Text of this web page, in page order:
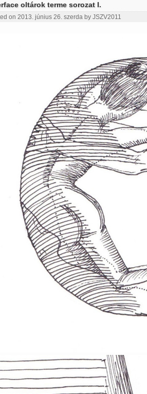
oltárok terme sorozat I.
on 2013. június 26. szerda by JSZV2011